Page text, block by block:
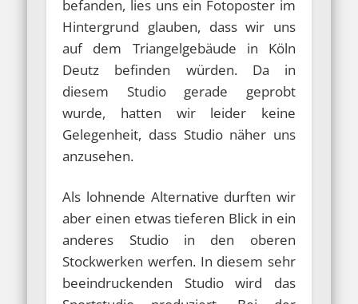
befanden, lies uns ein Fotoposter im
Hintergrund glauben, dass wir uns
auf dem Triangelgebäude in Köln
Deutz befinden würden. Da in
diesem Studio gerade geprobt
wurde, hatten wir leider keine
Gelegenheit, dass Studio näher uns
anzusehen.
Als lohnende Alternative durften wir
aber einen etwas tieferen Blick in ein
anderes Studio in den oberen
Stockwerken werfen. In diesem sehr
beeindruckenden Studio wird das